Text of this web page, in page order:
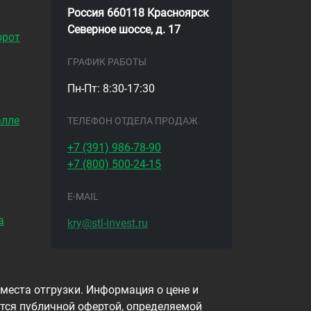
Россия 660118 Красноярск
Северное шоссе, д. 17
ГРАФИК РАБОТЫ
Пн-Пт: 8:30-17:30
ТЕЛЕФОН ОТДЕЛА ПРОДАЖ
+7 (391) 986-78-90
+7 (800) 500-24-15
E-MAIL
kry@stl-invest.ru
отгрузки. Информация о цене и
публичной офертой, определяемой